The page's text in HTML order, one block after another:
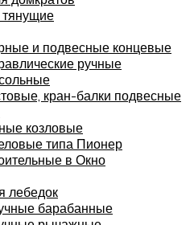
и подвесные концевые
ручные
кран-балки подвесные
козловые
типа Пионер
в Окно
лебедок
барабанные